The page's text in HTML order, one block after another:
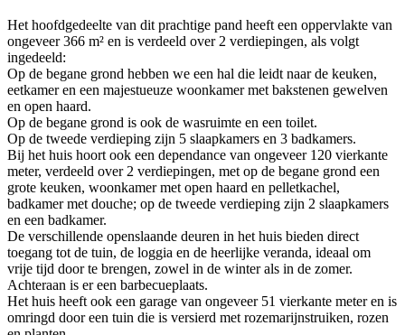
Het hoofdgedeelte van dit prachtige pand heeft een oppervlakte van
ongeveer 366 m² en is verdeeld over 2 verdiepingen, als volgt
ingedeeld:
Op de begane grond hebben we een hal die leidt naar de keuken,
eetkamer en een majestueuze woonkamer met bakstenen gewelven
en open haard.
Op de begane grond is ook de wasruimte en een toilet.
Op de tweede verdieping zijn 5 slaapkamers en 3 badkamers.
Bij het huis hoort ook een dependance van ongeveer 120 vierkante
meter, verdeeld over 2 verdiepingen, met op de begane grond een
grote keuken, woonkamer met open haard en pelletkachel,
badkamer met douche; op de tweede verdieping zijn 2 slaapkamers
en een badkamer.
De verschillende openslaande deuren in het huis bieden direct
toegang tot de tuin, de loggia en de heerlijke veranda, ideaal om
vrije tijd door te brengen, zowel in de winter als in de zomer.
Achteraan is er een barbecueplaats.
Het huis heeft ook een garage van ongeveer 51 vierkante meter en is
omringd door een tuin die is versierd met rozemarijnstruiken, rozen